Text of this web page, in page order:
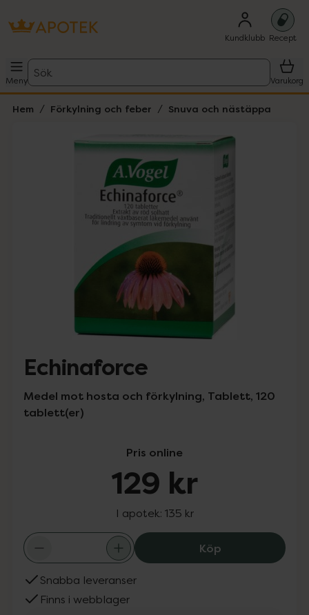
Kundklubb Recept
Meny
Sök
Varukorg
Hem Förkylning och feber Snuva och nästäppa
Lista: . Innehåller 2 objekt.
Hoppa över Lista
Echinaforce
Medel mot hosta och förkylning, Tablett, 120
tablett(er)
Pris online
129 kr
I apotek: 135 kr
KöpEchinaforce,
Snabba leveranser
Finns i webblager